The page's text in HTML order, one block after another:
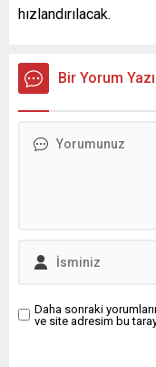
hızlandırılacak.
Bir Yorum
Daha sonraki
ve site adresim bu